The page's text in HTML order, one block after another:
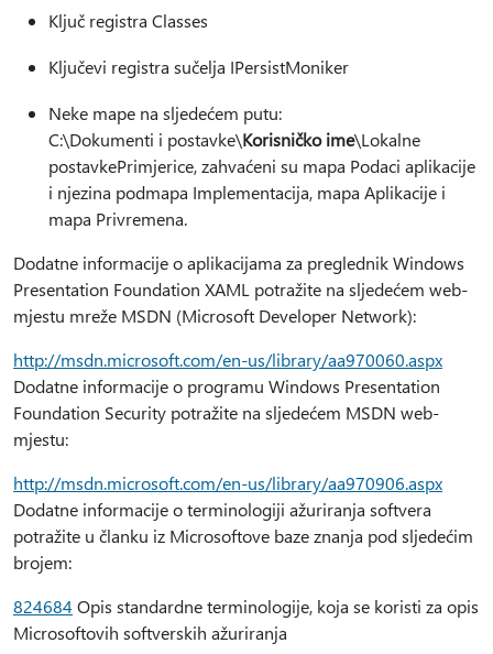
Ključ registra Classes
Ključevi registra sučelja IPersistMoniker
Neke mape na sljedećem putu:
C:\Dokumenti i postavke\Korisničko ime\Lokalne
postavkePrimjerice, zahvaćeni su mapa Podaci aplikacije
i njezina podmapa Implementacija, mapa Aplikacije i
mapa Privremena.
Dodatne informacije o aplikacijama za preglednik Windows
Presentation Foundation XAML potražite na sljedećem web-
mjestu mreže MSDN (Microsoft Developer Network):
http://msdn.microsoft.com/en-us/library/aa970060.aspx
Dodatne informacije o programu Windows Presentation
Foundation Security potražite na sljedećem MSDN web-
mjestu:
http://msdn.microsoft.com/en-us/library/aa970906.aspx
Dodatne informacije o terminologiji ažuriranja softvera
potražite u članku iz Microsoftove baze znanja pod sljedećim
brojem:
824684 Opis standardne terminologije, koja se koristi za opis
Microsoftovih softverskih ažuriranja